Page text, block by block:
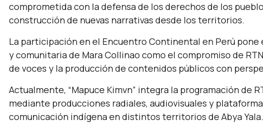
comprometida con la defensa de los derechos de los
construcción de nuevas narrativas desde los territorios.
La participación en el Encuentro Continental en Perú
y comunitaria de Mara Collinao como el compromiso de
de voces y la producción de contenidos públicos con
Actualmente, “Mapuce Kimvn” integra la programación de
mediante producciones radiales, audiovisuales y
comunicación indígena en distintos territorios de Abya Yala.